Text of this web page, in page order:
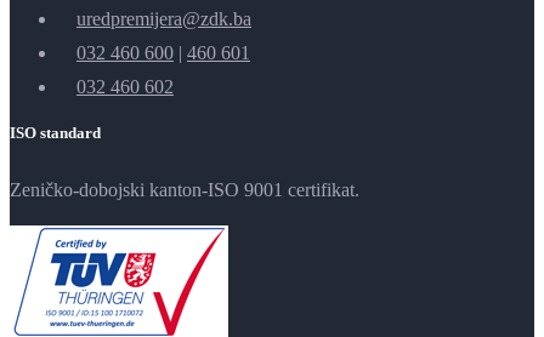
uredpremijera@zdk.ba
032 460 600 | 460 601
032 460 602
ISO standard
Zeničko-dobojski kanton-ISO 9001 certifikat.